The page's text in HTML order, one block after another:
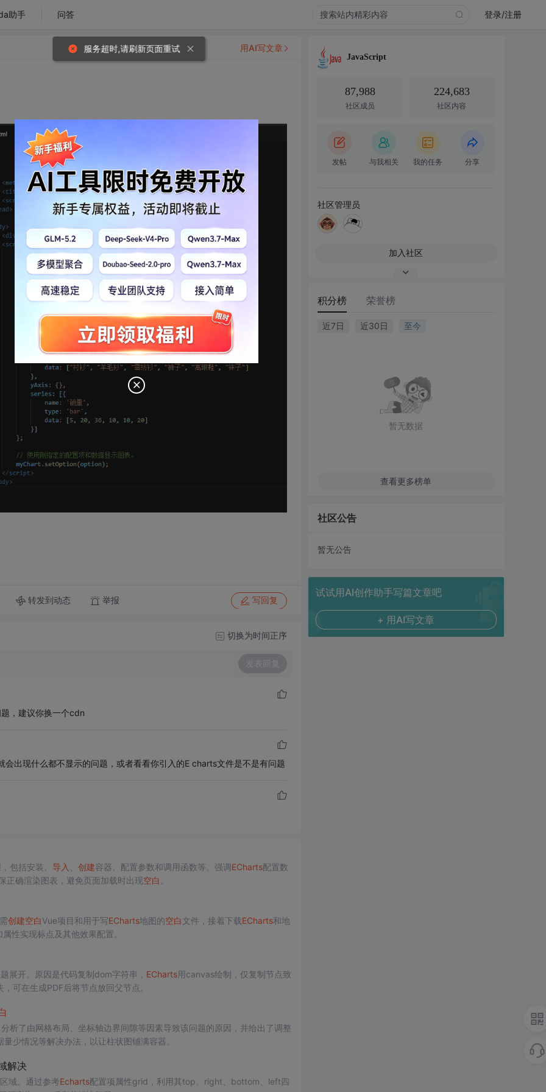
助手 问答 登录/注册
转发到动态 举报 写回复
用AI写文章
切换为时间正序
发表回复
，建议你换一个cdn
出现什么都不显示的问题，或者看看你引入的E charts文件是不是有问题
包括安装、 导入 创建容器、配置参数和调用函数等。强调ECharts配置数
正确渲染图表，避免页面加载时出现空白
创建空白Vue项目和用于写ECharts地图的空白文件，接着下载ECharts和地
性实现标点及其他效果配置。
展开。原因是代码复制dom字符串， ECharts用canvas绘制，仅复制节点致
可在生成PDF后将节点放回父节点。
析了由网格布局、坐标轴边界间隙等因素导致该问题的原因，并给出了调整
少情况等解决办法，以让柱状图铺满容器。
解决
区域。通过参考Echarts配置项属性grid，利用其top、right、bottom、left四
JavaScript
87,988
社区成员
224,683
社区内容
发帖 与我相关 我的任务 分享
社区管理员
加入社区
积分榜 荣誉榜
近7日 近30日 至今
暂无数据
查看更多榜单
社区公告
暂无公告
试试用AI创作助手写篇文章吧
+ 用AI写文章
服务超时,请刷新页面重试